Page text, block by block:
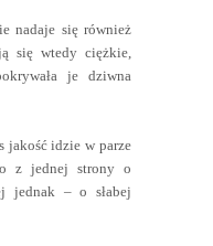
nadaje się również
się wtedy ciężkie,
je dziwna
jakość idzie w parze
z jednej strony o
jednak – o słabej